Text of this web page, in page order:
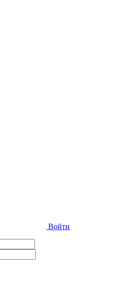
Войти